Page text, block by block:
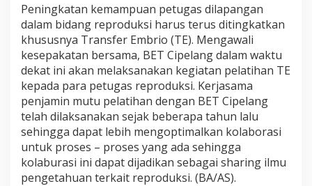
Peningkatan kemampuan petugas dilapangan
dalam bidang reproduksi harus terus ditingkatkan
khususnya Transfer Embrio (TE). Mengawali
kesepakatan bersama, BET Cipelang dalam waktu
dekat ini akan melaksanakan kegiatan pelatihan TE
kepada para petugas reproduksi. Kerjasama
penjamin mutu pelatihan dengan BET Cipelang
telah dilaksanakan sejak beberapa tahun lalu
sehingga dapat lebih mengoptimalkan kolaborasi
untuk proses – proses yang ada sehingga
kolaburasi ini dapat dijadikan sebagai sharing ilmu
pengetahuan terkait reproduksi. (BA/AS).